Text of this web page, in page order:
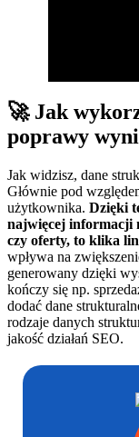
🚀 Jak
poprawy
Jak widzisz, dane
Głównie pod
użytkownika. Dzięki
najwięcej informacji
czy oferty, to klika
wpływa na
generowany dzięki
kończy się np.
dodać dane
rodzaje danych
jakość działań SEO.